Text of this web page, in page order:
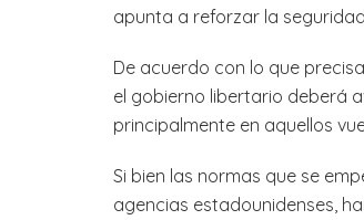
apunta a reforzar la
De acuerdo con lo que
el gobierno libertario deberá
principalmente en aquellos
Si bien las normas que se
agencias estadounidenses,